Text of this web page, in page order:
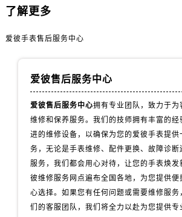
了解更多
爱彼手表售后服务中心
爱彼售后服务中心
爱彼售后服务中心拥有专业团队，致力于为
维修和保养服务。我们的技师拥有丰富的经
进的维修设备，以确保为您的爱彼手表提供
务，无论是手表维修、配件更换、故障诊断
服务，我们都会用心对待，让您的手表焕发
彼维修服务网点遍布全国各地，为您提供便
心选择。如果您有任何问题或需要维修服务
们的客服团队，我们将全力以赴为您提供专